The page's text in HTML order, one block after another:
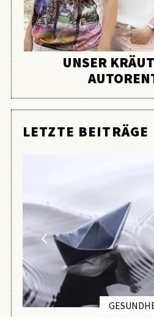
UNSER
LETZTE BEITRÄGE